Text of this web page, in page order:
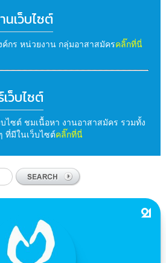
นเว็บไซต์
ค์กร หน่วยงาน กลุ่มอาสาสมัครคลิ๊กที่นี่
ว็บไซต์
ไซต์ ชมเนื้อหา งานอาสาสมัคร รวมทั้ง
ที่มีในเว็บไซต์คลิ๊กที่นี่